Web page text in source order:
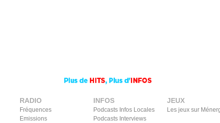
RADIO
Fréquences
Emissions
INFOS
Podcasts Infos Locales
Podcasts Interviews
JEUX
Les jeux sur